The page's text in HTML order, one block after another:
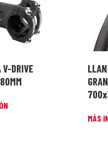
V-DRIVE
MÁS